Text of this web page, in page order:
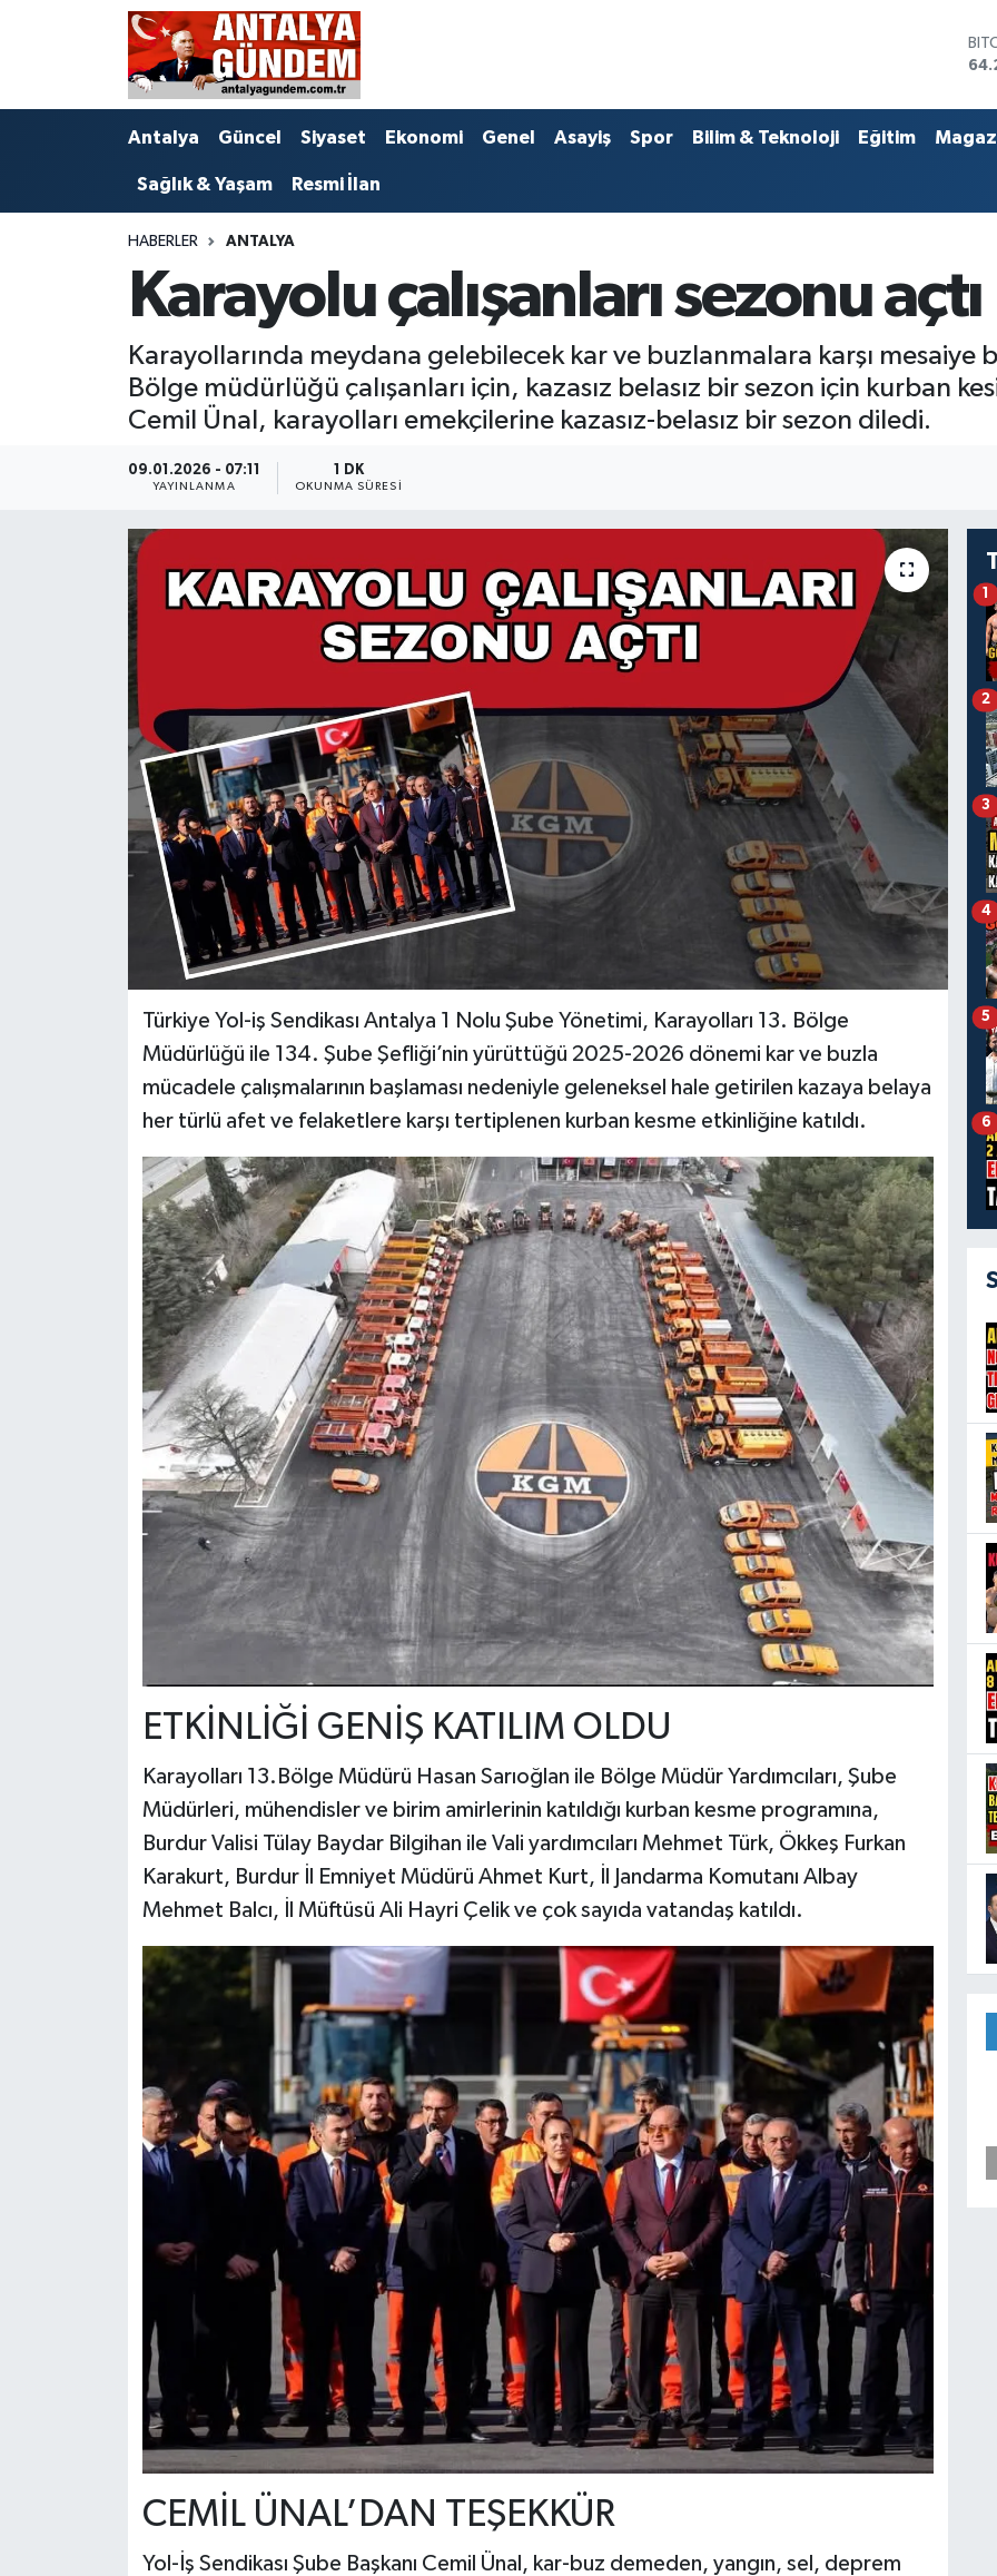
Antalya Güncel Siyaset Ekonomi Genel Asayiş Spor Bilim & Teknoloji Eğitim
Sağlık & Yaşam Resmi İlan
HABERLER ANTALYA
Karayolu çalışanları sezonu açtı
Karayollarında meydana gelebilecek kar ve buzlanmalara karşı mesaiye
Bölge müdürlüğü çalışanları için, kazasız belasız bir sezon için kurban
Cemil Ünal, karayolları emekçilerine kazasız-belasız bir sezon diledi.
09.01.2026 - 07:11
YAYINLANMA
1 DK
OKUNMA SÜRESI
Türkiye Yol-iş Sendikası Antalya 1 Nolu Şube Yönetimi, Karayolları 13. Bölge
Müdürlüğü ile 134. Şube Şefliği’nin yürüttüğü 2025-2026 dönemi kar ve buzla
mücadele çalışmalarının başlaması nedeniyle geleneksel hale getirilen kazaya belaya
her türlü afet ve felaketlere karşı tertiplenen kurban kesme etkinliğine katıldı.
ETKİNLİĞİ GENİŞ KATILIM OLDU
Karayolları 13.Bölge Müdürü Hasan Sarıoğlan ile Bölge Müdür Yardımcıları, Şube
Müdürleri, mühendisler ve birim amirlerinin katıldığı kurban kesme programına,
Burdur Valisi Tülay Baydar Bilgihan ile Vali yardımcıları Mehmet Türk, Ökkeş Furkan
Karakurt, Burdur İl Emniyet Müdürü Ahmet Kurt, İl Jandarma Komutanı Albay
Mehmet Balcı, İl Müftüsü Ali Hayri Çelik ve çok sayıda vatandaş katıldı.
CEMİL ÜNAL’DAN TEŞEKKÜR
Yol-İş Sendikası Şube Başkanı Cemil Ünal, kar-buz demeden, yangın, sel, deprem
1
2
3
4
5
6
Antalya
Bilim & Teknoloji
Ekonomi
Görüntülü Haber
Kültür & Sanat
Magazin
Resmi İlan
Sağlık & Yaşam
Siyaset
Antalya Nöbetçi Eczaneler
Antalya Hava Durumu
Antalya Namaz Vakitleri
Süper Lig Puan Durumu ve Fikstür
Tüm Manşetler
Son Dakika Haberleri
Haber Arşivi